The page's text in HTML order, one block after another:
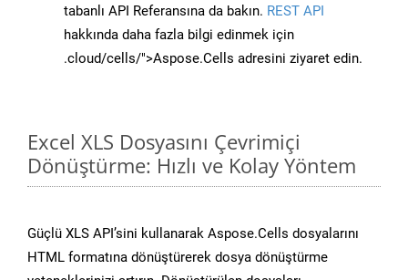
tabanlı API Referansına da bakın. REST API
hakkında daha fazla bilgi edinmek için
.cloud/cells/">Aspose.Cells adresini ziyaret edin.
Excel XLS Dosyasını Çevrimiçi
Dönüştürme: Hızlı ve Kolay Yöntem
Güçlü XLS API’sini kullanarak Aspose.Cells dosyalarını
HTML formatına dönüştürerek dosya dönüştürme